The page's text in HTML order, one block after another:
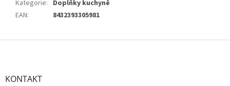
Kategorie: Doplňky kuchyně
EAN: 8432393305981
Z
KONTAKT